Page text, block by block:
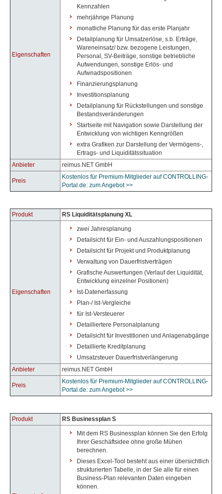
Eigenschaften
Kennzahlen
mehrjährige Planung
monatliche Planung für das erste Planjahr
Detailplanung für Umsatzerlöse, s.b. Erträge,
Wareneinsatz/ bzw. bezogene Leistungen,
Personal, SV-Beiträge, sonstige betriebliche
Aufwendungen, sonstige Erlös- und
Aufwnadspositionen
Finanzierungsplanung
Investitionsplanung
Detailplanung für Rückstellungen und sonstige
Bestandsveränderungen
Startseite mit Navigation sowie Darstellung der
Entwicklung von wichtigen Kenngrößen
extra Grafiken zur Darstellung der Vermögens-,
Ertrags- und Liquiditätssituation
Anbieter
reimus.NET GmbH
Preis
Kostenlos für Premium-Mitglieder auf CONTROLLING-
Portal.de: zum Angebot >>
Produkt RS Liquiditätsplanung XL
Eigenschaften
zwei Jahresplanung
Detailsicht für Ein- und Auszahlungspositionen
Detailsicht für Projekt und Produktplanung
Verwaltung von Dauerfristverträgen
Grafische Auswertungen (Verlauf der Liquidität,
Entwicklung einzelner Positionen)
Ist-Datenerfassung
Plan-/ Ist-Vergleiche
für Ist-Versteuerer
Detailliertere Personalplanung
Detailsicht für Investitionen und Anlagenabgänge
Detaillierte Kreditplanung
Umsatzsteuer Dauerfristverlängerung
Anbieter
reimus.NET GmbH
Preis
Kostenlos für Premium-Mitglieder auf CONTROLLING-
Portal.de: zum Angebot >>
Produkt RS Businessplan S
Mit dem RS Businessplan können Sie den Erfolg
Ihrer Geschäftsidee ohne große Mühen
berechnen.
Dieses Excel-Tool besteht aus einer übersichtlich
strukturierten Tabelle, in der Sie alle für einen
Business-Plan relevanten Daten eingeben
können.